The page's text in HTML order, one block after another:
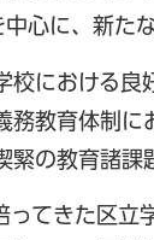
心に、新た
における良
務教育体制
の教育諸課
てきた区立